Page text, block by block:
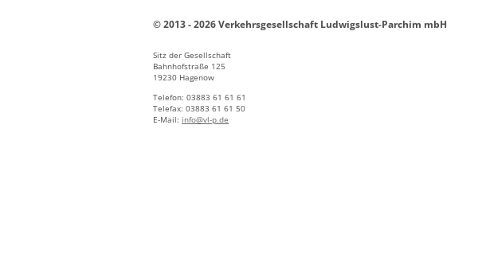
© 2013 - 2026 Verkehrsgesellschaft Ludwigslust-Parchim mbH
Sitz der Gesellschaft
Bahnhofstraße 125
19230 Hagenow
Telefon: 03883 61 61 61
Telefax: 03883 61 61 50
E-Mail: info@vl-p.de